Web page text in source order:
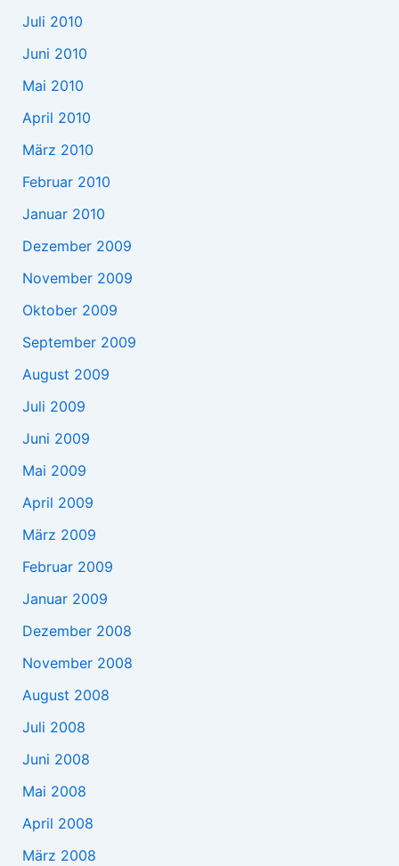
Juli 2010
Juni 2010
Mai 2010
April 2010
März 2010
Februar 2010
Januar 2010
Dezember 2009
November 2009
Oktober 2009
September 2009
August 2009
Juli 2009
Juni 2009
Mai 2009
April 2009
März 2009
Februar 2009
Januar 2009
Dezember 2008
November 2008
August 2008
Juli 2008
Juni 2008
Mai 2008
April 2008
März 2008